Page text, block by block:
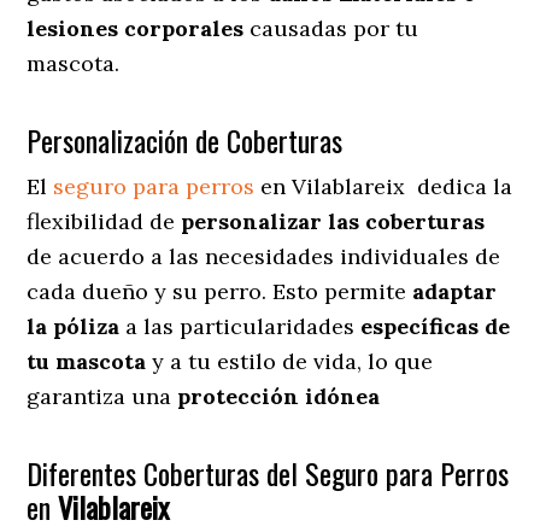
lesiones corporales causadas por tu
mascota.
Personalización de Coberturas
El seguro para perros en Vilablareix dedica la
flexibilidad de personalizar las coberturas
de acuerdo a las necesidades individuales de
cada dueño y su perro. Esto permite adaptar
la póliza a las particularidades específicas de
tu mascota y a tu estilo de vida, lo que
garantiza una protección idónea
Diferentes Coberturas del Seguro para Perros
en Vilablareix